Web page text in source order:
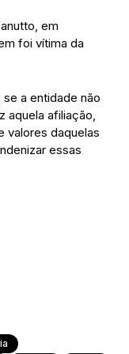
em
foi vítima da
a entidade não
afiliação,
valores daquelas
essas